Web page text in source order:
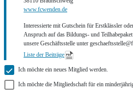
www.fcwenden.de
Interessierte mit Gutschein für Erstklässler
Anspruch auf das Bildungs- und
unsere Geschäftsstelle unter
Liste der Beiträge
Ich möchte ein neues Mitglied werden.
Ich möchte die Mitgliedschaft für ein